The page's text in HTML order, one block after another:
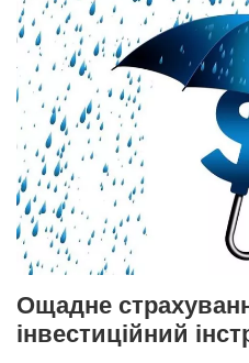
Ощадне
інвестиційний